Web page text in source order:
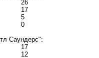
26
17
5
0
Саундерс":
17
12